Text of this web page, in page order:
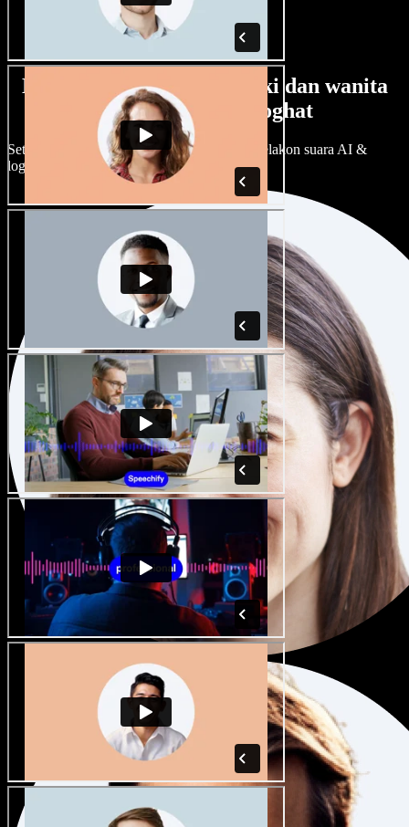
Banyak pilihan suara lelaki dan wanita
dengan pelbagai loghat
Setiap projek boleh jadi unik. Pilih ratusan pelakon suara AI &
loghat, laraskan ikut cita rasa anda.